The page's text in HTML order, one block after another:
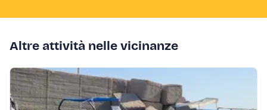
Altre attività nelle vicinanze